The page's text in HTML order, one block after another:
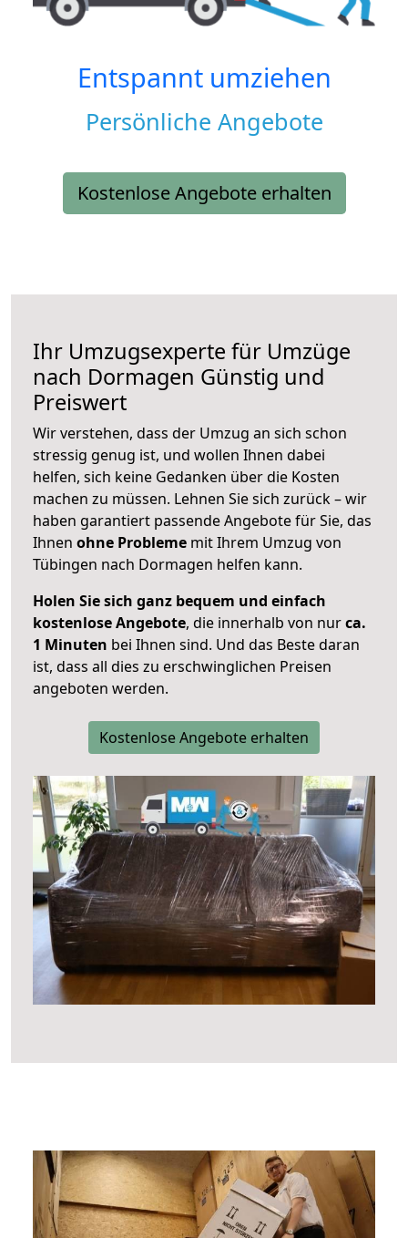
Entspannt umziehen
Persönliche Angebote
Kostenlose Angebote erhalten
Ihr Umzugsexperte für Umzüge
nach Dormagen Günstig und
Preiswert
Wir verstehen, dass der Umzug an sich schon
stressig genug ist, und wollen Ihnen dabei
helfen, sich keine Gedanken über die Kosten
machen zu müssen. Lehnen Sie sich zurück – wir
haben garantiert passende Angebote für Sie, das
Ihnen ohne Probleme mit Ihrem Umzug von
Tübingen nach Dormagen helfen kann.
Holen Sie sich ganz bequem und einfach
kostenlose Angebote, die innerhalb von nurca.
1 Minuten bei Ihnen sind. Und das Beste daran
ist, dass all dies zu erschwinglichen Preisen
angeboten werden.
Kostenlose Angebote erhalten